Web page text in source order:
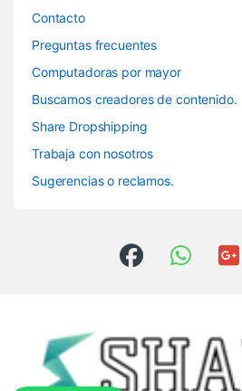
Contacto
Preguntas frecuentes
Computadoras por mayor
Buscamos creadores de contenido.
Share Dropshipping
Trabaja con nosotros
Sugerencias o reclamos.